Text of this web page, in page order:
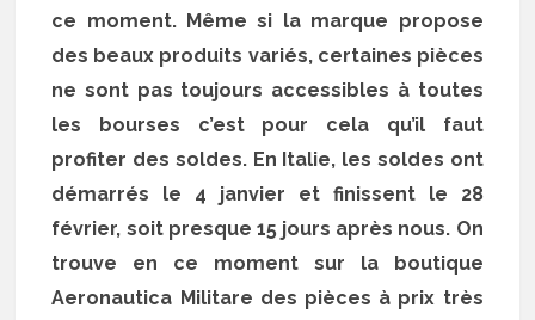
ce moment. Même si la marque propose
des beaux produits variés, certaines pièces
ne sont pas toujours accessibles à toutes
les bourses c’est pour cela qu’il faut
profiter des soldes. En Italie, les soldes ont
démarrés le 4 janvier et finissent le 28
février, soit presque 15 jours après nous. On
trouve en ce moment sur la boutique
Aeronautica Militare des pièces à prix très